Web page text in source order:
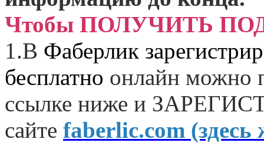
Чтобы ПОЛУЧИТЬ
1.В Фаберлик
бесплатно онлайн можно
ссылке ниже и
сайте faberlic.com